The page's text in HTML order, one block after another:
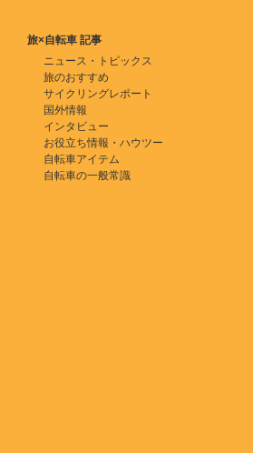
旅×自転車 記事
ニュース・トピックス
旅のおすすめ
サイクリングレポート
国外情報
インタビュー
お役立ち情報・ハウツー
自転車アイテム
自転車の一般常識